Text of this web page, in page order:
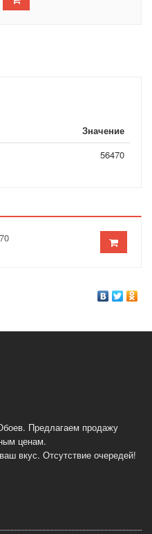
Значение
56470
Предлагаем продажу
ценам.
вкус. Отсутствие очередей!